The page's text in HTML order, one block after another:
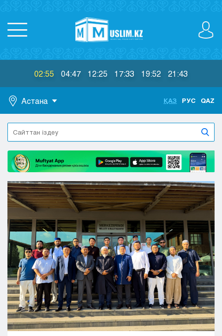
02:55 04:47 12:25 17:33 19:52 21:43
Астана
Астана
Алматы
Актобе
Атырау
Жезказган
Караганда
Кокшетау
Костанай
Кызылорда
Павлодар
Петропавловск
Семей
Талдыкорган
Тараз
Туркестан
Уральск
Усть-Каменогорск
ҚАЗ РУС QAZ